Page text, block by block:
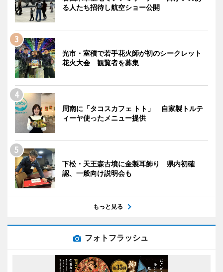
る人たち招待し航空ショー公開
光市・室積で若手花火師が初のシークレット
花火大会 観覧者を募集
周南に「タコスカフェ トト」 自家製トルテ
ィーヤ使ったメニュー提供
下松・天王森古墳に金製耳飾り 県内初確
認、一般向け説明会も
もっと見る
フォトフラッシュ